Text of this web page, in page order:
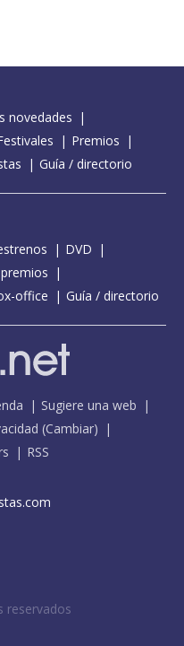
novedades
Premios
Guía / directorio
DVD
office Guía / directorio
Sugiere una web
(Cambiar)
RSS
reservados